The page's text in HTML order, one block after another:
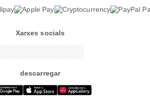
Xarxes socials
descarregar